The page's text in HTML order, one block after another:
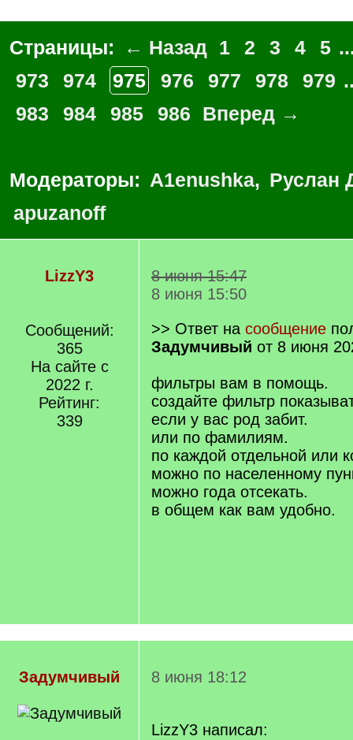
Страницы: ← Назад 1 2 3 4 5
973
974 975 976 977 978 979
983
984 985 986 Вперед →
Модераторы: A1enushka, Руслан
apuzanoff
LizzY3
Сообщений:
365
На сайте с
2022 г.
Рейтинг:
339
8 июня 15:47
8 июня 15:50
>> Ответ на сообщение
Задумчивый от 8 июня
фильтры вам в помощь.
создайте фильтр
если у вас род забит.
или по фамилиям.
по каждой отдельной или
можно по населенному
можно года отсекать.
в общем как вам удобно.
Задумчивый 8 июня 18:12
LizzY3 написал: